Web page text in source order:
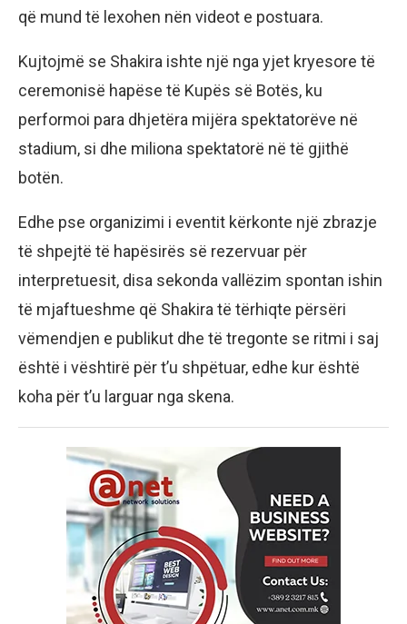
që mund të lexohen nën videot e postuara.
Kujtojmë se Shakira ishte një nga yjet kryesore të
ceremonisë hapëse të Kupës së Botës, ku
performoi para dhjetëra mijëra spektatorëve në
stadium, si dhe miliona spektatorë në të gjithë
botën.
Edhe pse organizimi i eventit kërkonte një zbrazje
të shpejtë të hapësirës së rezervuar për
interpretuesit, disa sekonda vallëzim spontan ishin
të mjaftueshme që Shakira të tërhiqte përsëri
vëmendjen e publikut dhe të tregonte se ritmi i saj
është i vështirë për t’u shpëtuar, edhe kur është
koha për t’u larguar nga skena.